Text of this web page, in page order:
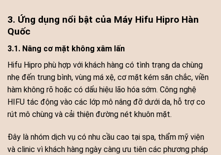
3. Ứng dụng nổi bật của Máy Hifu Hipro Hàn
Quốc
3.1. Nâng cơ mặt không xâm lấn
Hifu Hipro phù hợp với khách hàng có tình trạng da chùng
nhẹ đến trung bình, vùng má xệ, cơ mặt kém săn chắc, viền
hàm không rõ hoặc có dấu hiệu lão hóa sớm. Công nghệ
HIFU tác động vào các lớp mô nâng đỡ dưới da, hỗ trợ co
rút mô chùng và cải thiện đường nét khuôn mặt.
Đây là nhóm dịch vụ có nhu cầu cao tại spa, thẩm mỹ viện
và clinic vì khách hàng ngày càng ưu tiên các phương pháp